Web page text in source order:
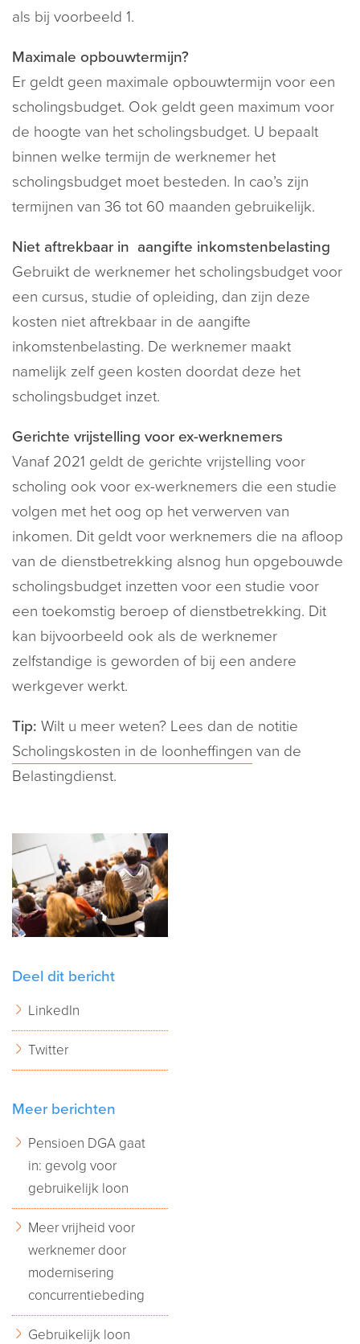
als bij voorbeeld 1.
Maximale opbouwtermijn?
Er geldt geen maximale opbouwtermijn voor een
scholingsbudget. Ook geldt geen maximum voor
de hoogte van het scholingsbudget. U bepaalt
binnen welke termijn de werknemer het
scholingsbudget moet besteden. In cao’s zijn
termijnen van 36 tot 60 maanden gebruikelijk.
Niet aftrekbaar in aangifte inkomstenbelasting
Gebruikt de werknemer het scholingsbudget voor
een cursus, studie of opleiding, dan zijn deze
kosten niet aftrekbaar in de aangifte
inkomstenbelasting. De werknemer maakt
namelijk zelf geen kosten doordat deze het
scholingsbudget inzet.
Gerichte vrijstelling voor ex-werknemers
Vanaf 2021 geldt de gerichte vrijstelling voor
scholing ook voor ex-werknemers die een studie
volgen met het oog op het verwerven van
inkomen. Dit geldt voor werknemers die na afloop
van de dienstbetrekking alsnog hun opgebouwde
scholingsbudget inzetten voor een studie voor
een toekomstig beroep of dienstbetrekking. Dit
kan bijvoorbeeld ook als de werknemer
zelfstandige is geworden of bij een andere
werkgever werkt.
Tip: Wilt u meer weten? Lees dan de notitie
Scholingskosten in de loonheffingen van de
Belastingdienst.
Deel dit bericht
LinkedIn
Twitter
Meer berichten
Pensioen DGA gaat
in: gevolg voor
gebruikelijk loon
Meer vrijheid voor
werknemer door
modernisering
concurrentiebeding
Gebruikelijk loon